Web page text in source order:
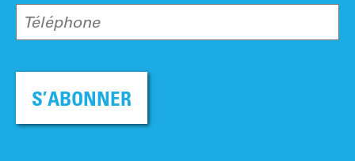
Téléphone
S’ABONNER